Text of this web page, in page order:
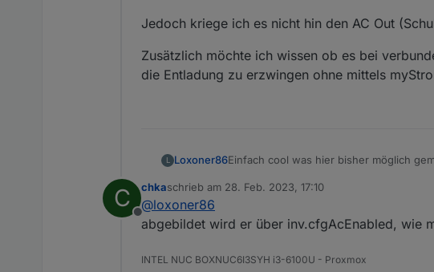
Jedoch kriege ich es nicht hin den AC Out
Zusätzlich möchte ich wissen ob es bei
die Entladung zu erzwingen ohne mittels
L Loxoner86Einfach cool was hier bisher möglich
Jedoch kriege ich es nicht hin den AC
Zusätzlich möchte ich wissen ob es bei
C
Offline
chkaschrieb am 28. Feb. 2023, 17:10
zuletzt editiert von
@loxoner86
abgebildet wird er über inv.cfgAcEnabled, wie
INTEL NUC BOXNUC6I3SYH i3-6100U - Proxmox